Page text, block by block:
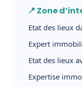
📍 Zone
Etat des lieux
Expert
Etat des lieux
Expertise